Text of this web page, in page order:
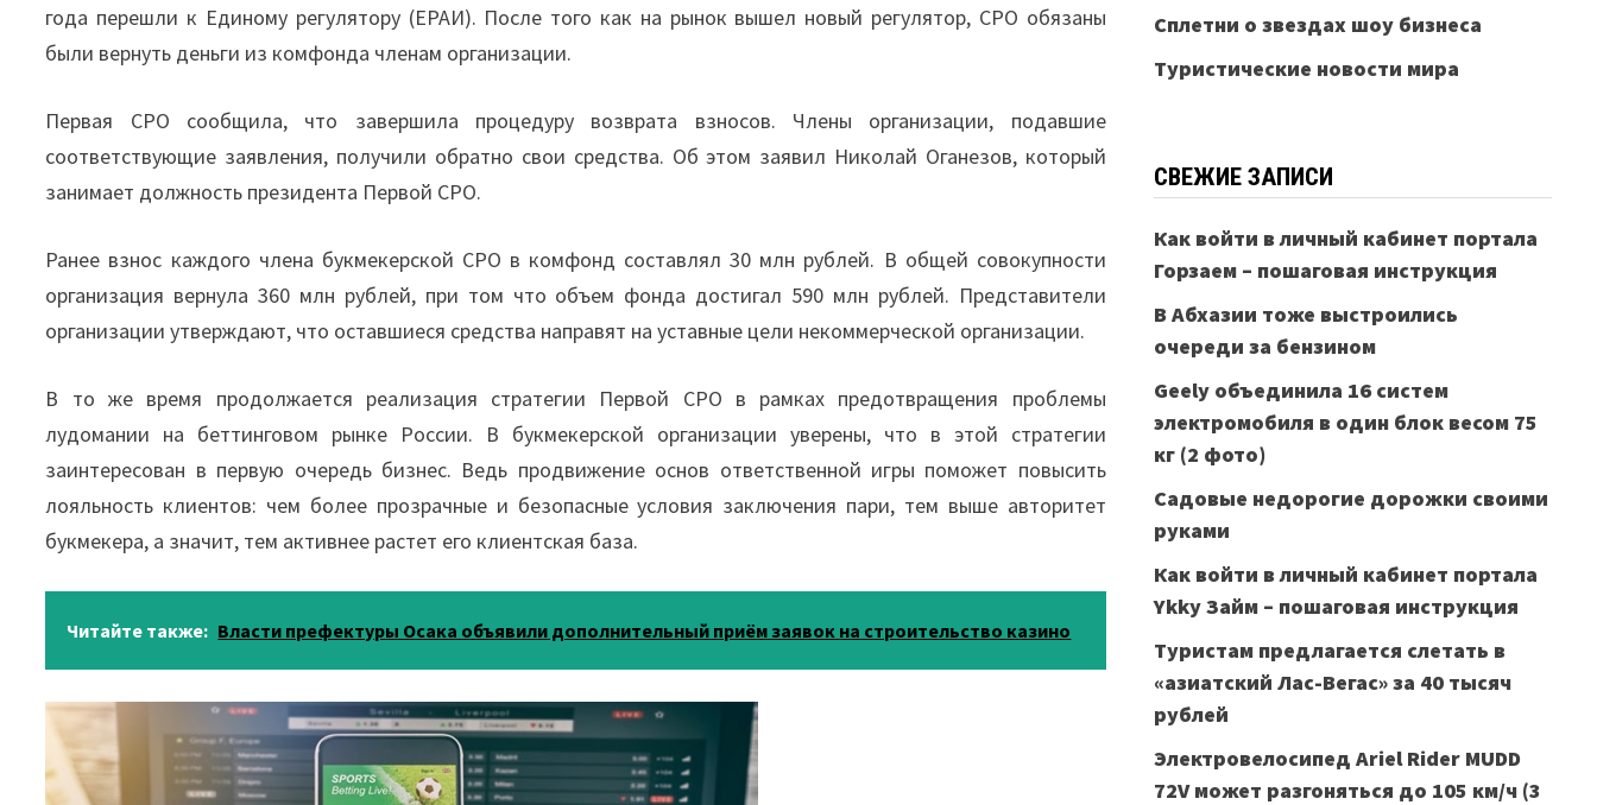
года перешли к Единому регулятору (ЕРАИ). После того как на рынок вышел новый регулятор, СРО обязаны
были вернуть деньги из комфонда членам организации.
Первая СРО сообщила, что завершила процедуру возврата взносов. Члены организации, подавшие
соответствующие заявления, получили обратно свои средства. Об этом заявил Николай Оганезов, который
занимает должность президента Первой СРО.
Ранее взнос каждого члена букмекерской СРО в комфонд составлял 30 млн рублей. В общей совокупности
организация вернула 360 млн рублей, при том что объем фонда достигал 590 млн рублей. Представители
организации утверждают, что оставшиеся средства направят на уставные цели некоммерческой организации.
В то же время продолжается реализация стратегии Первой СРО в рамках предотвращения проблемы
лудомании на беттинговом рынке России. В букмекерской организации уверены, что в этой стратегии
заинтересован в первую очередь бизнес. Ведь продвижение основ ответственной игры поможет повысить
лояльность клиентов: чем более прозрачные и безопасные условия заключения пари, тем выше авторитет
букмекера, а значит, тем активнее растет его клиентская база.
Читайте также: Власти префектуры Осака объявили дополнительный приём заявок на строительство казино
Сплетни о звездах шоу бизнеса
Туристические новости мира
СВЕЖИЕ ЗАПИСИ
Как войти в личный кабинет портала
Горзаем – пошаговая инструкция
В Абхазии тоже выстроились
очереди за бензином
Geely объединила 16 систем
электромобиля в один блок весом 75
кг (2 фото)
Садовые недорогие дорожки своими
руками
Как войти в личный кабинет портала
Ykky Займ – пошаговая инструкция
Туристам предлагается слетать в
«азиатский Лас-Вегас» за 40 тысяч
рублей
Электровелосипед Ariel Rider MUDD
72V может разгоняться до 105 км/ч (3